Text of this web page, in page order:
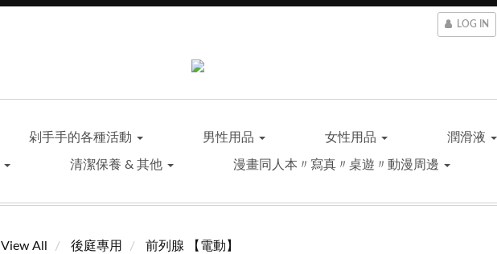
LOG IN
剁手手的各種活動 男性用品 女性用品 潤滑液
清潔保養 & 其他 漫畫同人本〃寫真〃桌遊〃動漫周邊
View All 後庭專用 前列腺 【電動】